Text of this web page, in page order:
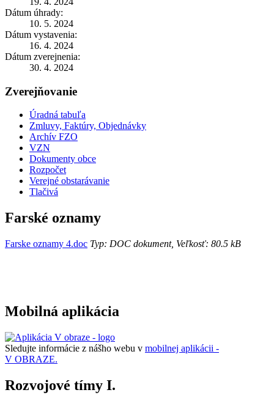
Dátum úhrady:
10. 5. 2024
Dátum vystavenia:
16. 4. 2024
Dátum zverejnenia:
30. 4. 2024
Zverejňovanie
Úradná tabuľa
Zmluvy, Faktúry, Objednávky
Archív FZO
VZN
Dokumenty obce
Rozpočet
Verejné obstarávanie
Tlačivá
Farské oznamy
Farske oznamy 4.doc Typ: DOC dokument, Veľkosť: 80.5 kB
Mobilná aplikácia
Sledujte informácie z nášho webu v mobilnej aplikácii -
V OBRAZE.
Rozvojové tímy I.